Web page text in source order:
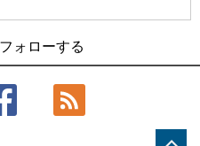
加者組み入れに電子カルテとAI
検への四足歩行ロボット利用を
リート充填時の異常を検出する
ェントを求めているのか【第25
ォローする